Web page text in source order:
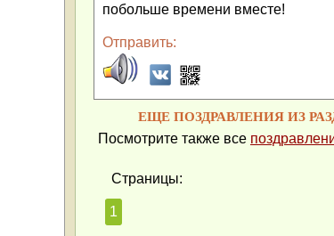
побольше времени вместе!
Отправить:
ЕЩЕ ПОЗДРАВЛЕНИЯ ИЗ
Посмотрите также все
Страницы:
1